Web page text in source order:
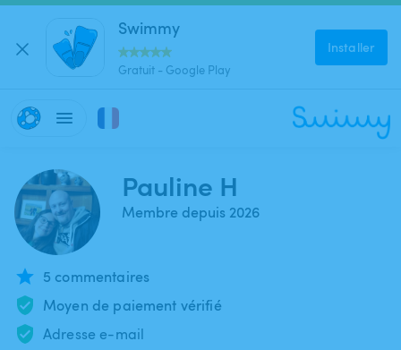
Swimmy
Gratuit - Google Play
Installer
Pauline H
Membre depuis 2026
5 commentaires
Moyen de paiement vérifié
Adresse e-mail